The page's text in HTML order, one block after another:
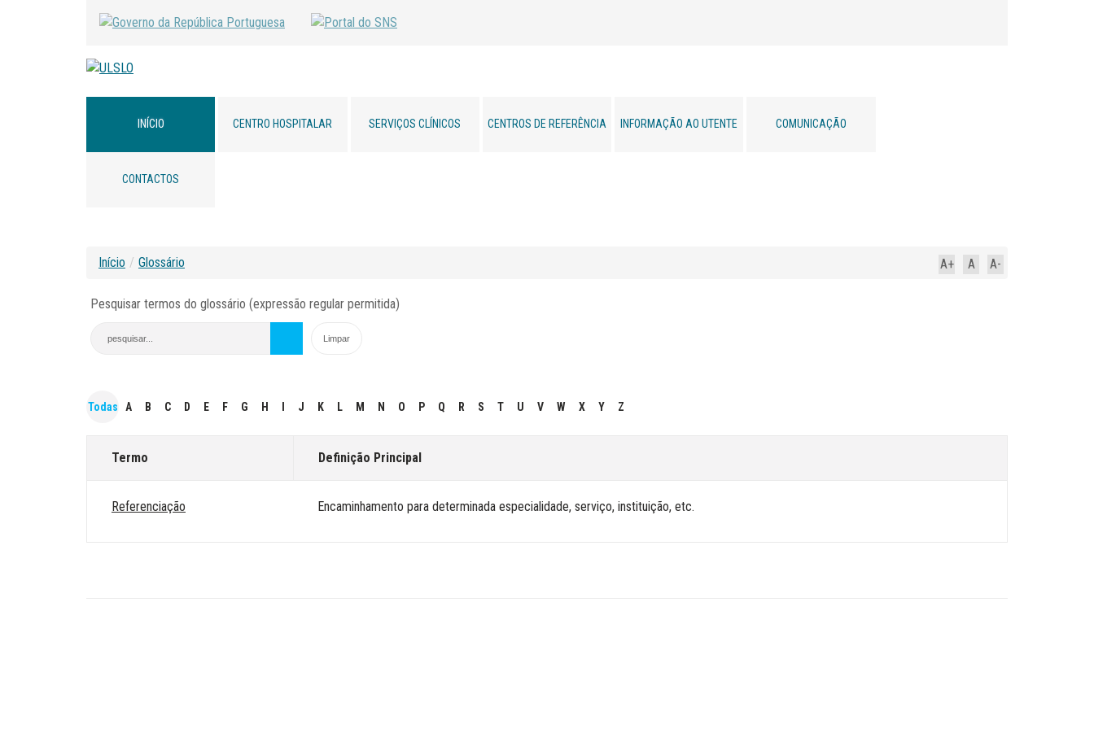
INÍCIO CENTRO HOSPITALAR SERVIÇOS CLÍNICOS CENTROS DE REFERÊNCIA INFORMAÇÃO AO UTENTE COMUNICAÇÃO
CONTACTOS
A-
A
A+
Início / Glossário
Pesquisar termos do glossário (expressão regular permitida)
Todas A B C D E F G H J K L M N O P Q R S T U V W X Y Z
Termo Definição Principal
Referenciação Encaminhamento para determinada especialidade, serviço, instituição, etc.